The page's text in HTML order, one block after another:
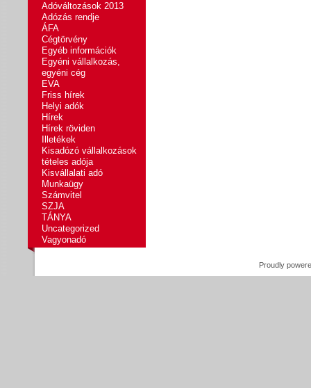
Adóváltozások 2013
Adózás rendje
ÁFA
Cégtörvény
Egyéb információk
Egyéni vállalkozás,
egyéni cég
EVA
Friss hírek
Helyi adók
Hírek
Hírek röviden
Illetékek
Kisadózó vállalkozások
tételes adója
Kisvállalati adó
Munkaügy
Számvitel
SZJA
TÁNYA
Uncategorized
Vagyonadó
Proudly